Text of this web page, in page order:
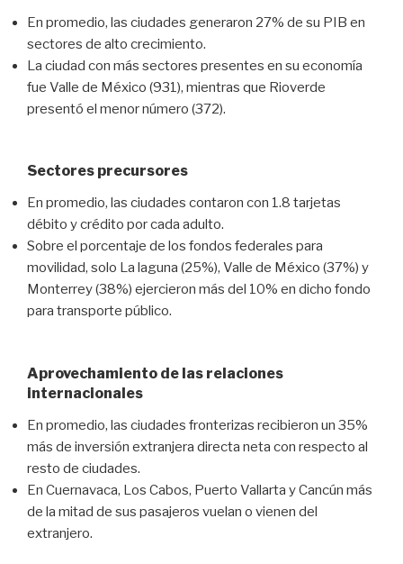
En promedio, las ciudades generaron 27% de su PIB en
sectores de alto crecimiento.
La ciudad con más sectores presentes en su economía
fue Valle de México (931), mientras que Rioverde
presentó el menor número (372).
Sectores precursores
En promedio, las ciudades contaron con 1.8 tarjetas
débito y crédito por cada adulto.
Sobre el porcentaje de los fondos federales para
movilidad, solo La laguna (25%), Valle de México (37%) y
Monterrey (38%) ejercieron más del 10% en dicho fondo
para transporte público.
Aprovechamiento de las relaciones
internacionales
En promedio, las ciudades fronterizas recibieron un 35%
más de inversión extranjera directa neta con respecto al
resto de ciudades.
En Cuernavaca, Los Cabos, Puerto Vallarta y Cancún más
de la mitad de sus pasajeros vuelan o vienen del
extranjero.